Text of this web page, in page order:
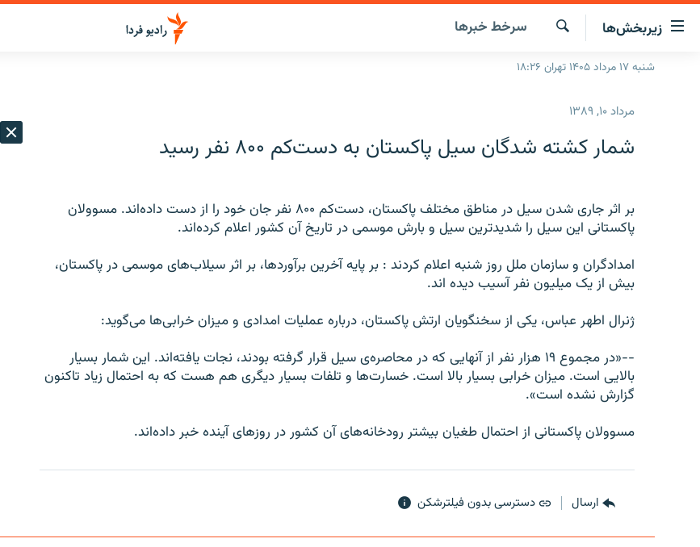
لینک‌های
قابلیت
دسترسی
زیربخش‌ها
صفحه اصلی
برنامه‌های رادیویی
چندرسانه‌ای
گزارش‌های ویدئویی
جستجو
سرخط‌ خبرها
شنبه ۱۷ مرداد ۱۴۰۵ تهران ۱۸:۲۶
مرداد ۱۰, ۱۳۸۹
شمار کشته شدگان سیل پاکستان به دست‌کم ۸۰۰ نفر رسید
بر اثر جاری شدن سیل در مناطق مختلف پاکستان، دست‌کم ۸۰۰ نفر جان خود را از دست داده‌اند. مسوولان
پاکستانی این سیل را شدیدترین سیل و بارش موسمی در تاریخ آن کشور اعلام کرده‌اند.
امدادگران و سازمان ملل روز شنبه اعلام کردند : بر پایه آخرین برآوردها، بر اثر سیلاب‌های موسمی در پاکستان،
بیش از یک میلیون نفر آسیب دیده اند.
ژنرال اطهر عباس، یکی از سخنگویان ارتش پاکستان، درباره عملیات امدادی و میزان خرابی‌ها می‌گوید:
--«در مجموع ۱۹ هزار نفر از آنهایی که در محاصره‌ی سیل قرار گرفته بودند، نجات یافته‌اند. این شمار بسیار
بالایی است. میزان خرابی بسیار بالا است. خسارت‌ها و تلفات بسیار دیگری هم هست که به احتمال زیاد تاکنون
گزارش نشده است».
مسوولان پاکستانی از احتمال طغیان بیشتر رودخانه‌های آن کشور در روزهای آینده خبر داده‌اند.
ارسال دسترسی بدون فیلترشکن